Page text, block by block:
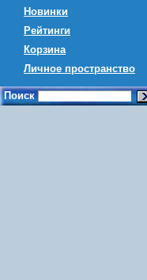
Новинки
Рейтинги
Корзина
Личное пространство
Поиск